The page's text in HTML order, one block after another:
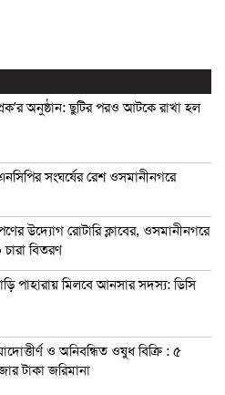
অনুষ্ঠান: ছুটির পরও আটকে রাখা হল
সংঘর্ষের রেশ ওসমানীনগরে
উদ্যোগ রোটারি ক্লাবের, ওসমানীনগরে
বিতরণ
পাহারায় মিলবে আনসার সদস্য: ডিসি
ও অনিবন্ধিত ওষুধ বিক্রি : ৫
টাকা জরিমানা